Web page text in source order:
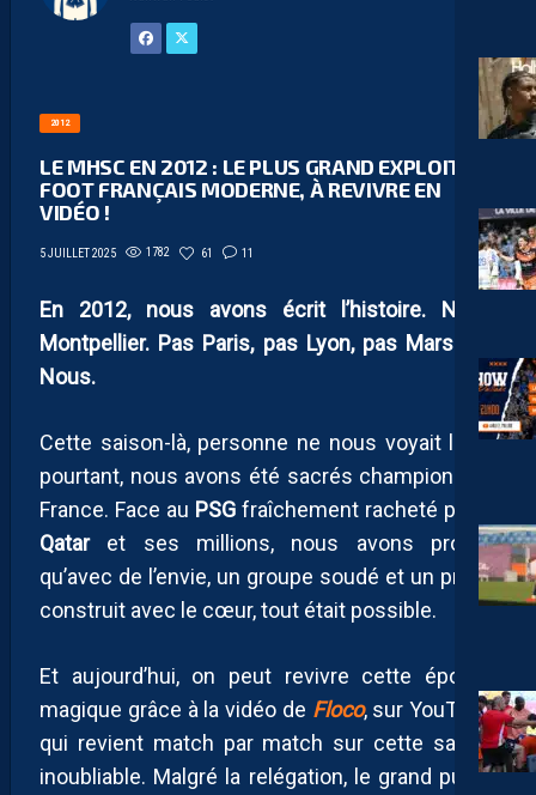
2012
LE MHSC EN 2012 : LE PLUS GRAND EXPLOIT DU
FOOT FRANÇAIS MODERNE, À REVIVRE EN
VIDÉO !
5 JUILLET 2025 1782 61 11
En 2012, nous avons écrit l’histoire. Nous,
Montpellier. Pas Paris, pas Lyon, pas Marseille.
Nous.
Cette saison-là, personne ne nous voyait là. Et
pourtant, nous avons été sacrés champions de
France. Face au PSG fraîchement racheté par le
Qataret ses millions, nous avons prouvé
qu’avec de l’envie, un groupe soudé et un projet
construit avec le cœur, tout était possible.
Et aujourd’hui, on peut revivre cette épopée
magique grâce à la vidéo de Floco, sur YouTube,
qui revient match par match sur cette saison
inoubliable. Malgré la relégation, le grand public